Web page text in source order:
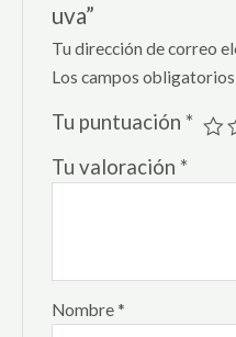
uva”
Tu dirección de correo
Los campos
Tu puntuación *
Tu valoración *
Nombre *